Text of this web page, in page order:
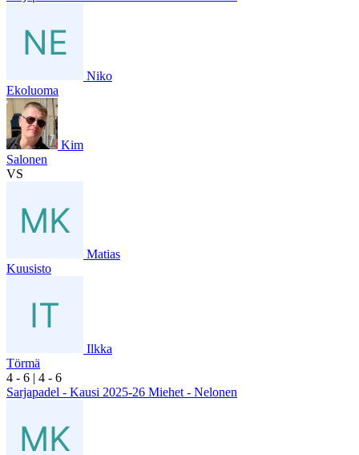
Niko
Ekoluoma
Kim
Salonen
VS
Matias
Kuusisto
Ilkka
Törmä
4 - 6 | 4 - 6
Sarjapadel - Kausi 2025-26 Miehet - Nelonen